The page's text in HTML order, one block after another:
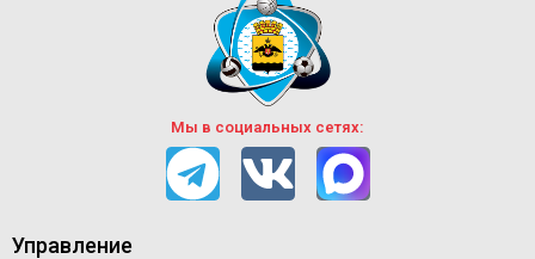
Мы в социальных сетях:
Управление